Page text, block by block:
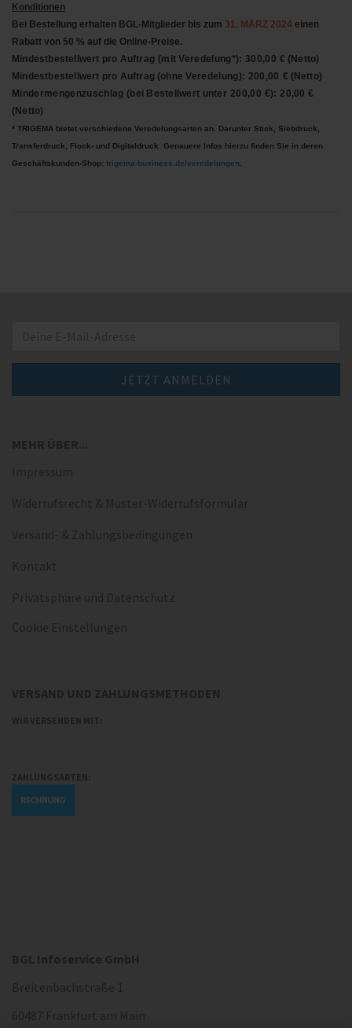
Konditionen
Bei Bestellung erhalten BGL-Mitglieder bis zum 31. MÄRZ 2024 einen
Rabatt von 50 % auf die Online-Preise.
Mindestbestellwert pro Auftrag (mitVeredelung*): 300,00 € (Netto)
Mindestbestellwert pro Auftrag (ohneVeredelung): 200,00 € (Netto)
Mindermengenzuschlag (bei Bestellwert unter 200,00 €):20,00 €
(Netto)
* TRIGEMA bietet verschiedene Veredelungsarten an. Darunter Stick, Siebdruck,
Transferdruck, Flock- und Digitaldruck. Genauere Infos hierzu finden Sie in deren
Geschäftskunden-Shop: trigema-business.de/veredelungen